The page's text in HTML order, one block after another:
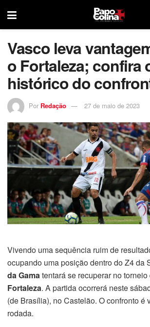
Vasco leva
o Fortaleza; confira
histórico do
Por Redação 27 de maio de 2023
Vivendo uma sequência ruim de
ocupando uma posição dentro do Z4 da
da Gamatentará se recuperar no
Fortaleza. A partida ocorrerá neste
(de Brasília), no Castelão. O confronto é
rodada.